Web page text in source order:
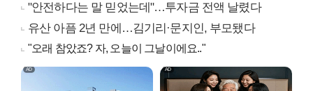
"안전하다는 말 믿었는데"…투자금 전액 날렸다
유산 아픔 2년 만에…김기리·문지인, 부모됐다
"오래 참았죠? 자, 오늘이 그날이에요.."